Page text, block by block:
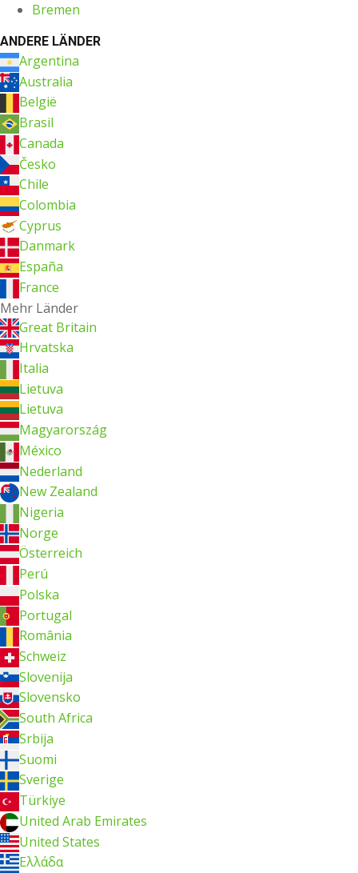
Bremen
ANDERE LÄNDER
Argentina
Australia
België
Brasil
Canada
Česko
Chile
Colombia
Cyprus
Danmark
España
France
Mehr Länder
Great Britain
Hrvatska
Italia
Lietuva
Lietuva
Magyarország
México
Nederland
New Zealand
Nigeria
Norge
Österreich
Perú
Polska
Portugal
România
Schweiz
Slovenija
Slovensko
South Africa
Srbija
Suomi
Sverige
Türkiye
United Arab Emirates
United States
Ελλάδα